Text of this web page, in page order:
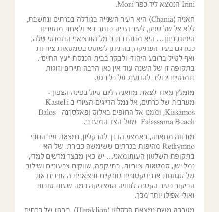
Irini הנמצא ליד כפר Moni.
חאניה (Chania) היא העיר השנייה בגודלה בכרתים ונחשבת,
ללא צל של ספק, לעיר היפה ביותר באי ולאחת מהערים
היפות ביוון… היא מתהדרת בנמל הוונציאני הרומנטי שלה,
כמו גם בעיר העתיקה, בה ניתן לשוטט בסמטאות ציוריות
ואף לטייל ברובע היהודי ולבקר בבית הכנסת "עץ החיים".
בתקופה זו של השנה עוד אין כאן הרבה תיירים וזוגות
רומנטיים יכולים להתענג על כל רגע.
מומלץ מאוד לצאת מחאניה ליום טיול בפינה הצפון –
מערבית של כרתים, אל נמל הדייגים הציורי ב Kastelli
Kissamos, וממנו אל החופים באלוס ופאלסרנה Balos
Falassarna Beach שעל הצד המערבי.
מזרחה מחאניה, באמצע הדרך להרקליון, נמצאת עיר החוף
Rethymno מהיפות בכרתים ששימשה כבירתו של האי
בתקופת השלטון העותומאני… יש כאן מבצר מרשים למדי,
נמל ישן, סמטאות ציוריות, בתי קפה, שווקים צבעוניים ושילוב
של סגנונות ארכיטקטוניים טורקיים וונציאנים ההופכים את
הביקור בעיר הקטנה לחוויה המצדיקה כמה שעות טובות
ואולי אפילו יותר מכך.
מערבה משם נמצאת הרקליון (Heraklion), בירתו של כרתים